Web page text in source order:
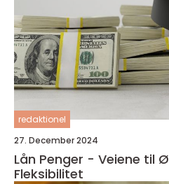
redaktionel
27. December 2024
Lån Penger - Veiene til
Fleksibilitet